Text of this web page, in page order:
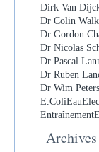
Dirk Van
Dr Colin
Dr Gordon
Dr Nicolas
Dr Pascal
Dr Ruben
Dr Wim Peters
E.ColiEau
Entraînement
Archives